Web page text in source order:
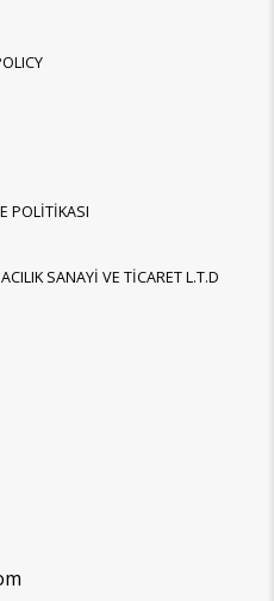
POLİTİKASI
SANAYİ VE TİCARET L.T.D